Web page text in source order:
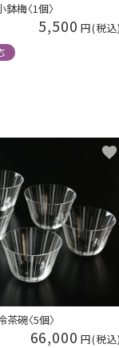
鉢梅〈1個〉
5,500
碗〈5個〉
66,000